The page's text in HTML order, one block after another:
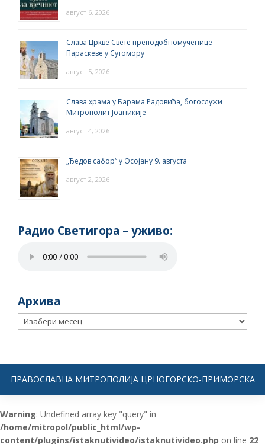
август 6, 2026
Слава Цркве Свете преподобномученице
Параскеве у Сутомору
август 5, 2026
Слава храма у Барама Радовића, богослужи
Митрополит Јоаникије
август 4, 2026
„Ђедов сабор“ у Осојану 9. августа
август 2, 2026
Радио Светигора – yживо:
Архива
Архива
ПРАВОСЛАВНА МИТРОПОЛИЈА ЦРНОГОРСКО-ПРИМОРСКА
Warning: Undefined array key "query" in
/home/mitropol/public_html/wp-
content/plugins/istaknutivideo/istaknutivideo.php on line 22